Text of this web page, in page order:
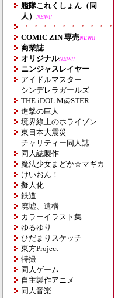
艦隊これくしょん（同
人）
NEW!!
・・・・・・・・・
COMIC ZIN 専売NEW!!
商業誌
オリジナルNEW!!
ニンジャスレイヤー
アイドルマスター
シンデレラガールズ
THE iDOL M@STER
進撃の巨人
境界線上のホライゾン
東日本大震災
チャリティー同人誌
同人誌製作
魔法少女まどか☆マギカ
けいおん！
擬人化
鉄道
廃墟、遺構
カラーイラスト集
ゆるゆり
ひだまりスケッチ
東方Project
特撮
同人ゲーム
自主製作アニメ
同人音楽